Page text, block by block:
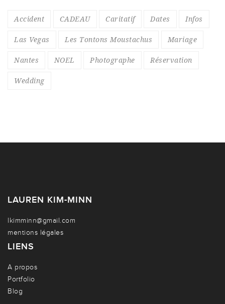
Accident CADEAU Caritatif Dates Infos
Las Vegas Les Tontons Moustachus Mariage
Nantes NOEL Photographe Réservation
Wedding
LAUREN KIM-MINN
lkimminn@gmail.com
mentions légales
LIENS
A propos
Portfolio
Blog